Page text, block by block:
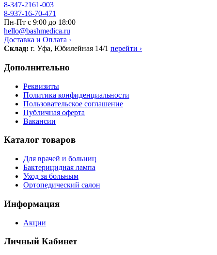
8-347-2161-003
8-937-16-70-471
Пн-Пт с 9:00 до 18:00
hello@bashmedica.ru
Доставка и Оплата ›
Склад: г. Уфа, Юбилейная 14/1 перейти ›
Дополнительно
Реквизиты
Политика конфиденциальности
Пользовательское соглашение
Публичная оферта
Вакансии
Каталог товаров
Для врачей и больниц
Бактерицидная лампа
Уход за больным
Ортопедический салон
Информация
Акции
Личный Кабинет